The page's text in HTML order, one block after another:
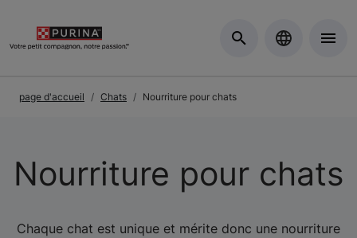
page d'accueil Chats Nourriture pour chats
Nourriture pour chats
Chaque chat est unique et mérite donc une nourriture